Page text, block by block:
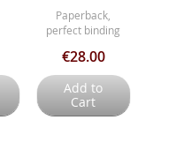
Paperback,
perfect binding
€28.00
Add to
Cart